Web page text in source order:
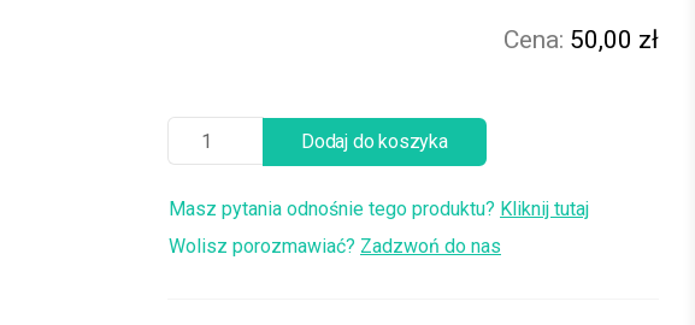
50,00 zł
Dodaj do koszyka
Masz pytania odnośnie tego produktu? Kliknij tutaj
Wolisz porozmawiać? Zadzwoń do nas